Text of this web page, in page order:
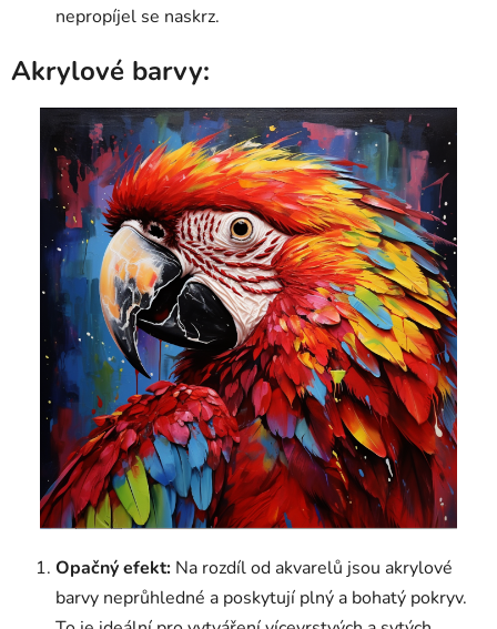
nepropíjel se naskrz.
Akrylové barvy:
Opačný efekt: Na rozdíl od akvarelů jsou akrylové
barvy neprůhledné a poskytují plný a bohatý pokryv.